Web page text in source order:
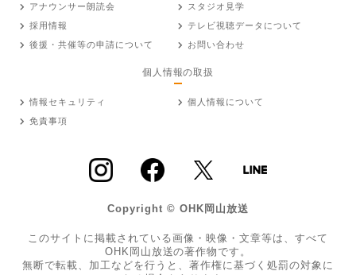
アナウンサー朗読会
スタジオ見学
採用情報
テレビ視聴データについて
後援・共催等の申請について
お問い合わせ
個人情報の取扱
情報セキュリティ
個人情報について
免責事項
Copyright © OHK岡山放送
このサイトに掲載されている画像・映像・文章等は、すべて
OHK岡山放送の著作物です。
無断で転載、加工などを行うと、著作権に基づく処罰の対象に